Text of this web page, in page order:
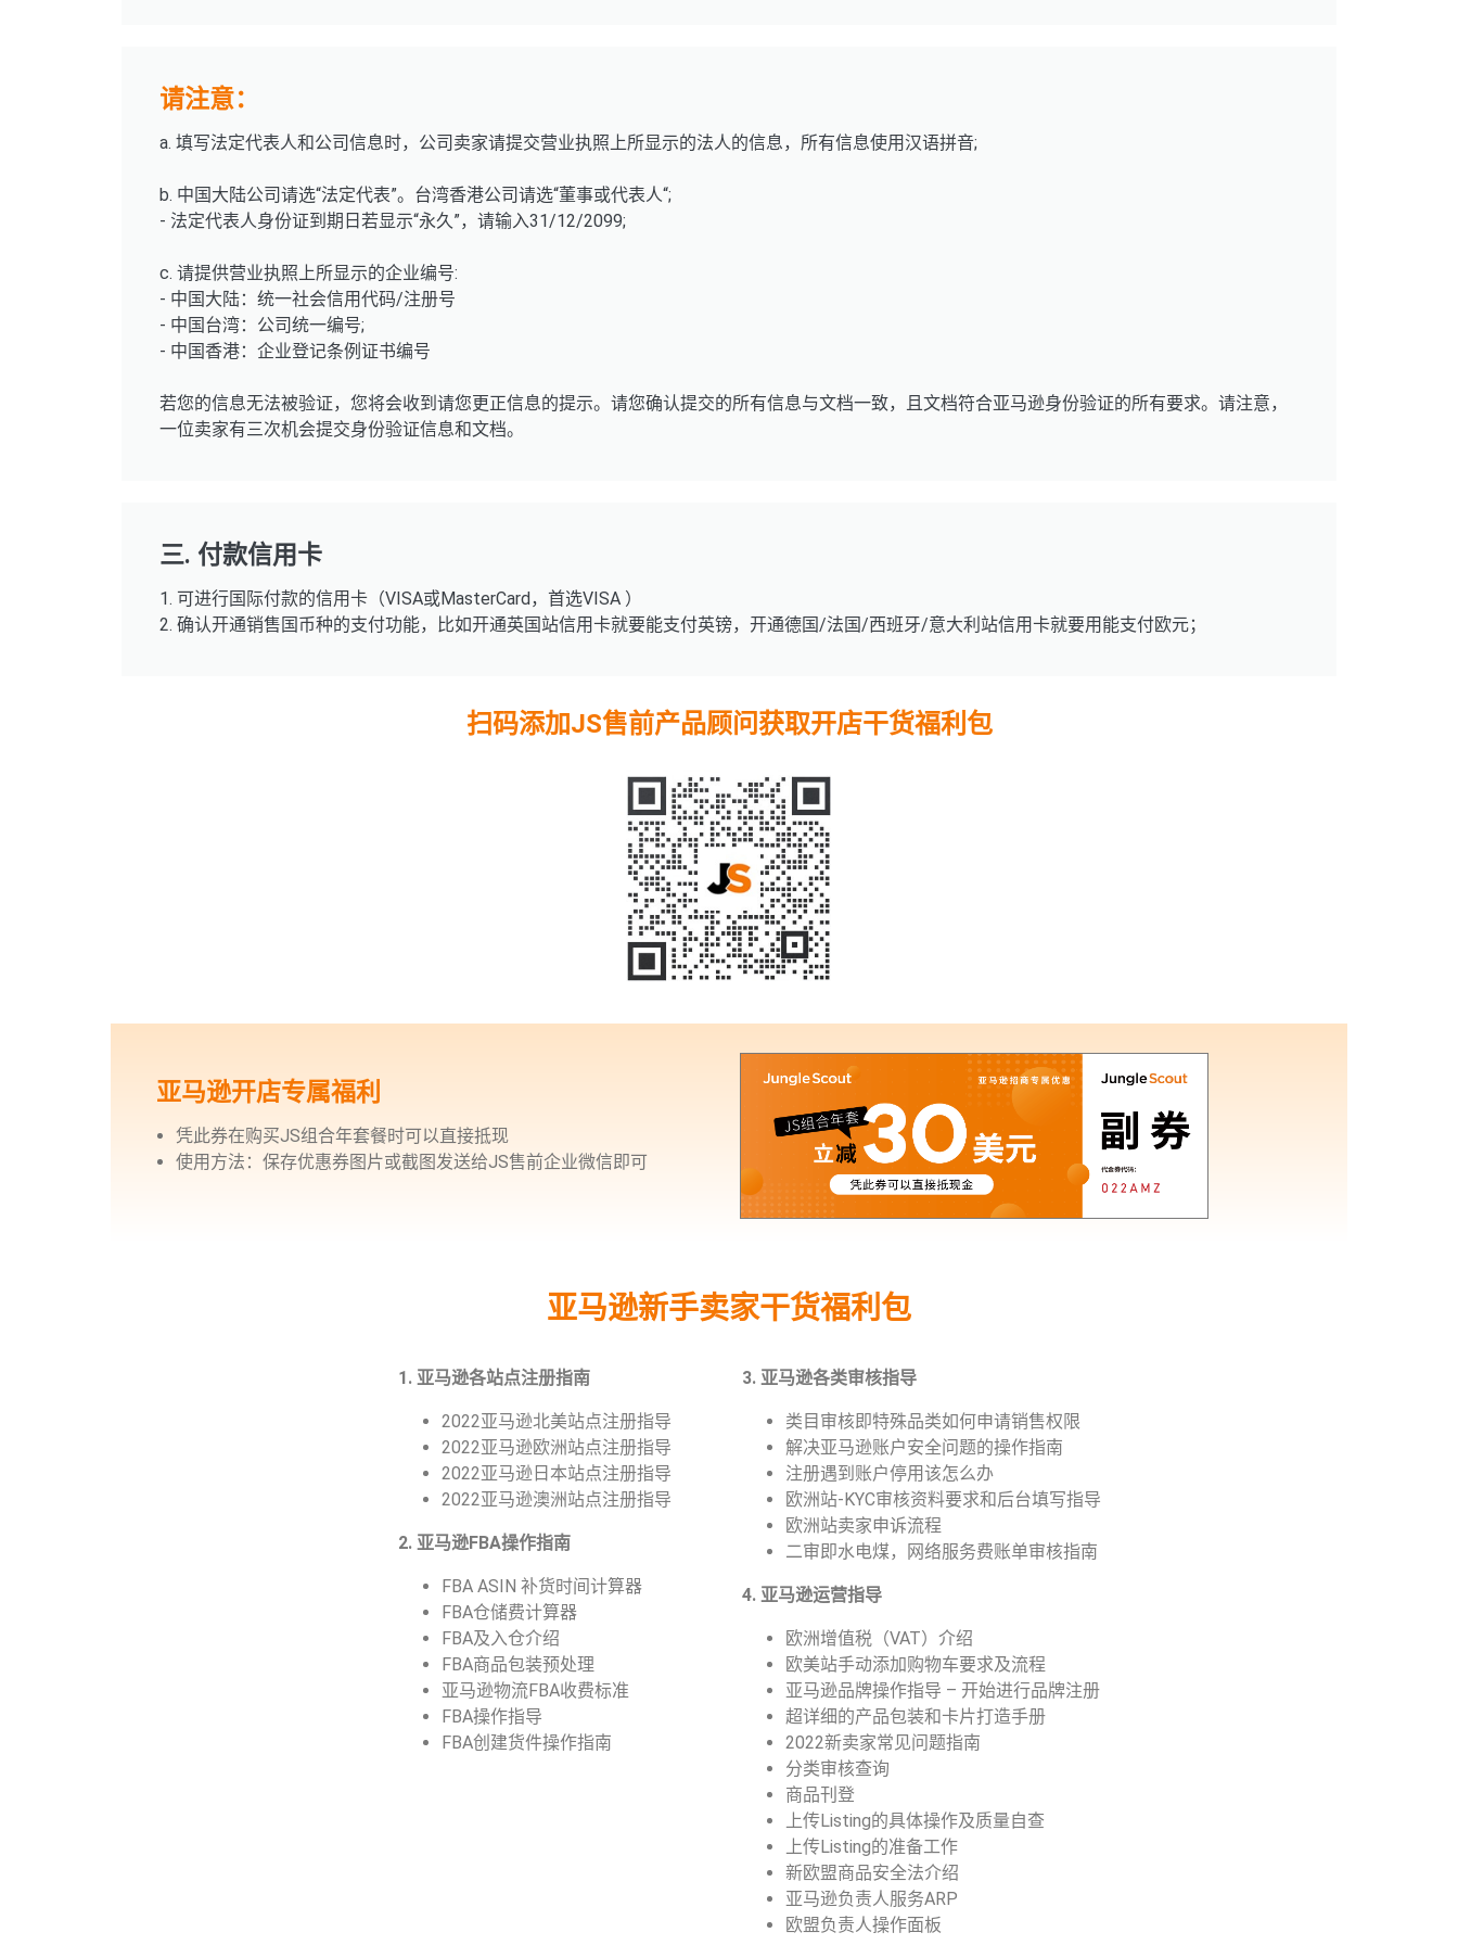
请注意：
a. 填写法定代表人和公司信息时，公司卖家请提交营业执照上所显示的法人的信息，所有信息使用汉语拼音;
b. 中国大陆公司请选“法定代表”。台湾香港公司请选“董事或代表人“;
- 法定代表人身份证到期日若显示“永久”，请输入31/12/2099;
c. 请提供营业执照上所显示的企业编号:
- 中国大陆：统一社会信用代码/注册号
- 中国台湾：公司统一编号;
- 中国香港：企业登记条例证书编号
若您的信息无法被验证，您将会收到请您更正信息的提示。请您确认提交的所有信息与文档一致，且文档符合亚马逊身份验证的所有要求。请注意，
一位卖家有三次机会提交身份验证信息和文档。
三. 付款信用卡
1. 可进行国际付款的信用卡（VISA或MasterCard，首选VISA ）
2. 确认开通销售国币种的支付功能，比如开通英国站信用卡就要能支付英镑，开通德国/法国/西班牙/意大利站信用卡就要用能支付欧元；
扫码添加JS售前产品顾问获取开店干货福利包
亚马逊开店专属福利
凭此券在购买JS组合年套餐时可以直接抵现
使用方法：保存优惠券图片或截图发送给JS售前企业微信即可
亚马逊新手卖家干货福利包
1. 亚马逊各站点注册指南
2022亚马逊北美站点注册指导
2022亚马逊欧洲站点注册指导
2022亚马逊日本站点注册指导
2022亚马逊澳洲站点注册指导
2. 亚马逊FBA操作指南
FBA ASIN 补货时间计算器
FBA仓储费计算器
FBA及入仓介绍
FBA商品包装预处理
亚马逊物流FBA收费标准
FBA操作指导
FBA创建货件操作指南
3. 亚马逊各类审核指导
类目审核即特殊品类如何申请销售权限
解决亚马逊账户安全问题的操作指南
注册遇到账户停用该怎么办
欧洲站-KYC审核资料要求和后台填写指导
欧洲站卖家申诉流程
二审即水电煤，网络服务费账单审核指南
4. 亚马逊运营指导
欧洲增值税（VAT）介绍
欧美站手动添加购物车要求及流程
亚马逊品牌操作指导 – 开始进行品牌注册
超详细的产品包装和卡片打造手册
2022新卖家常见问题指南
分类审核查询
商品刊登
上传Listing的具体操作及质量自查
上传Listing的准备工作
新欧盟商品安全法介绍
亚马逊负责人服务ARP
欧盟负责人操作面板